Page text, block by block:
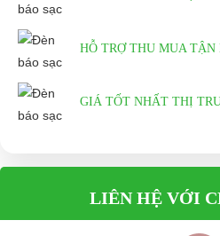
HỖ TRỢ THU MUA
GIÁ TỐT NHẤT THỊ
LIÊN HỆ VỚI